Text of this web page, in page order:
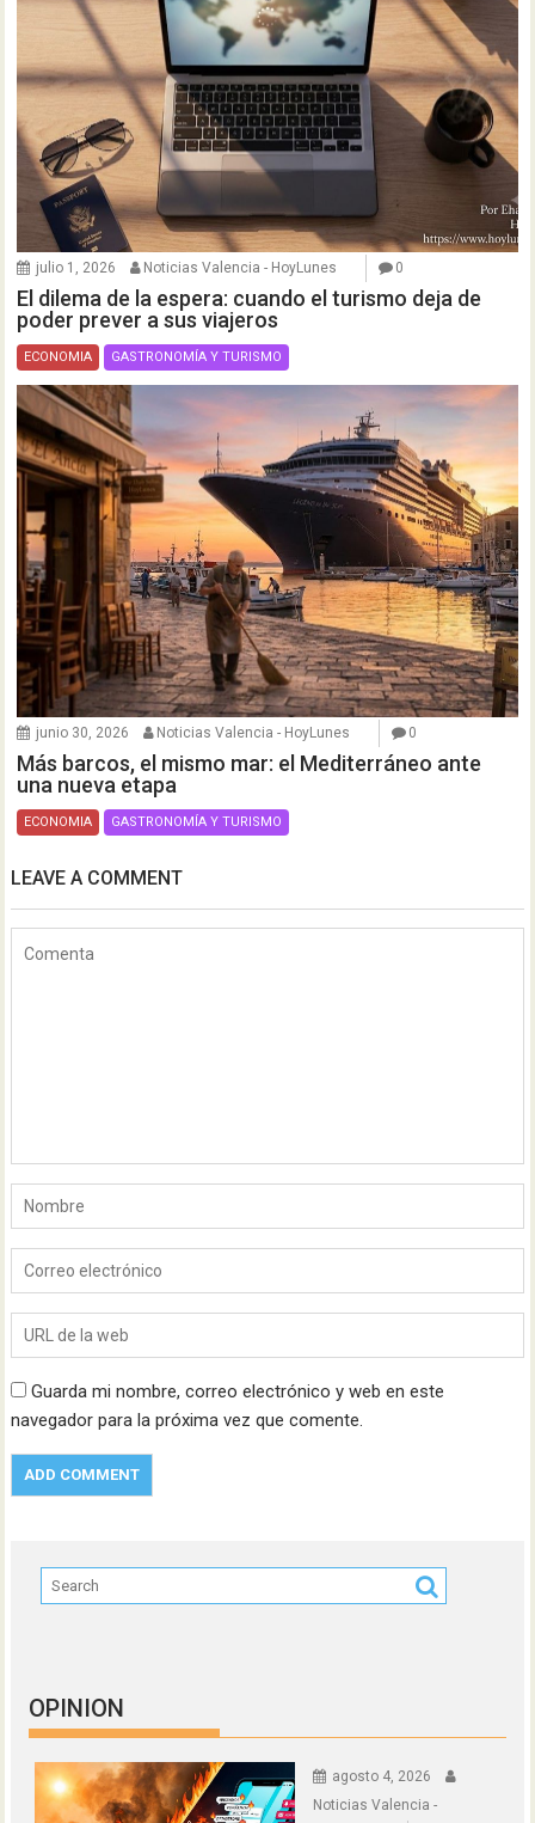
julio 1, 2026 Noticias Valencia - HoyLunes 0
El dilema de la espera: cuando el turismo deja de
poder prever a sus viajeros
ECONOMIA GASTRONOMÍA Y TURISMO
junio 30, 2026 Noticias Valencia - HoyLunes 0
Más barcos, el mismo mar: el Mediterráneo ante
una nueva etapa
ECONOMIA GASTRONOMÍA Y TURISMO
LEAVE A COMMENT
Guarda mi nombre, correo electrónico y web en este
navegador para la próxima vez que comente.
OPINION
agosto 4, 2026
Noticias Valencia -